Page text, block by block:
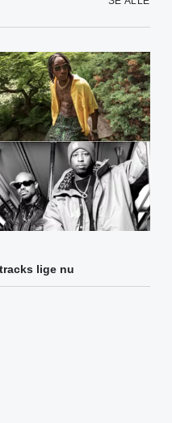
lige nu